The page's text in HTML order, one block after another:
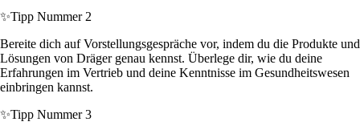
✨Tipp Nummer 2
Bereite dich auf Vorstellungsgespräche vor, indem du die Produkte und
Lösungen von Dräger genau kennst. Überlege dir, wie du deine
Erfahrungen im Vertrieb und deine Kenntnisse im Gesundheitswesen
einbringen kannst.
✨Tipp Nummer 3